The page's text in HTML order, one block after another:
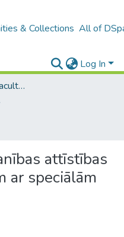
& Collections All of
Log In
B4 – LU fakultātes / Faculties of the UL
attīstības
ar speciālām